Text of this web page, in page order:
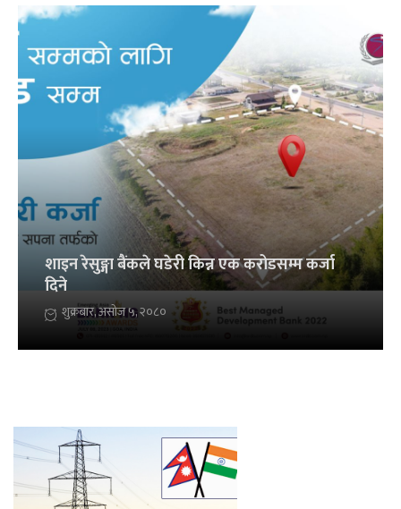
शाइन रेसुङ्गा बैंकले घडेरी किन्न एक करोडसम्म कर्जा
दिने
शुक्रबार, असोज ५, २०८०